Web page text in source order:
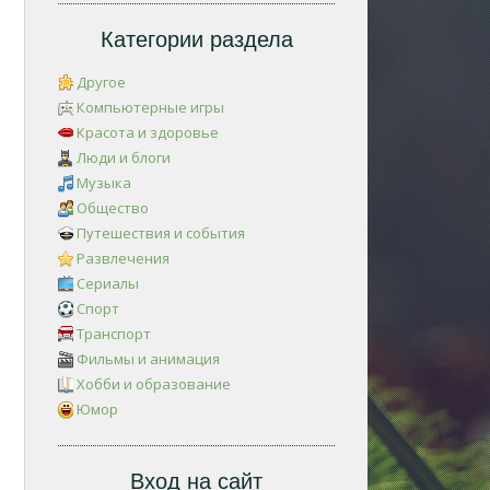
Категории раздела
Другое
Компьютерные игры
Красота и здоровье
Люди и блоги
Музыка
Общество
Путешествия и события
Развлечения
Сериалы
Спорт
Транспорт
Фильмы и анимация
Хобби и образование
Юмор
Вход на сайт